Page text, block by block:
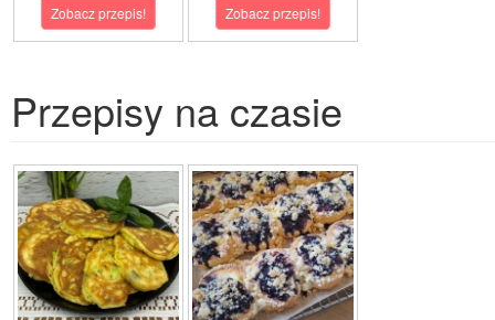
Zobacz przepis! Zobacz przepis!
Przepisy na czasie